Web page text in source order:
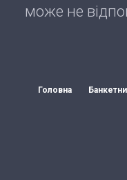
може не
Головна